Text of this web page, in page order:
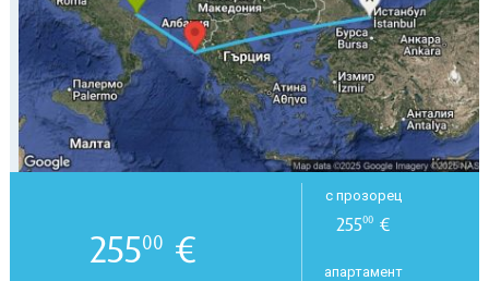
25500 €
с прозорец
25500 €
апартамент